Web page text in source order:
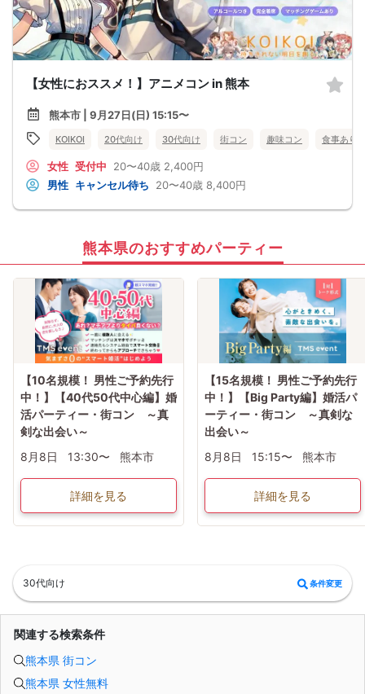
【女性におススメ！】アニメコン in 熊本
熊本市 | 9月27日(日) 15:15〜
KOIKOI 20代向け 30代向け 街コン 趣味コン 食事あり
女性 受付中 20〜40歳 2,400円
男性 キャンセル待ち 20〜40歳 8,400円
熊本県のおすすめパーティー
【10名規模！ 男性ご予約先行
中！】【40代50代中心編】婚
活パーティー・街コン ～真
剣な出会い～
8月8日
13:30〜 熊本市
詳細を見る
【15名規模！ 男性ご予約先行
中！】【Big Party編】婚活パ
ーティー・街コン ～真剣な
出会い～
8月8日
15:15〜 熊本市
詳細を見る
30代向け 条件変更
関連する検索条件
熊本県 街コン
熊本県 女性無料